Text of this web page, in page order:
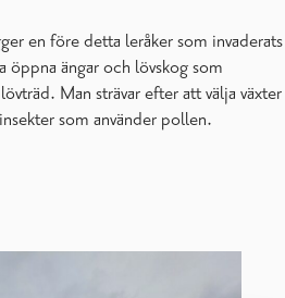
en före detta leråker som invaderats
öppna ängar och lövskog som
Man strävar efter att välja växter
som använder pollen.